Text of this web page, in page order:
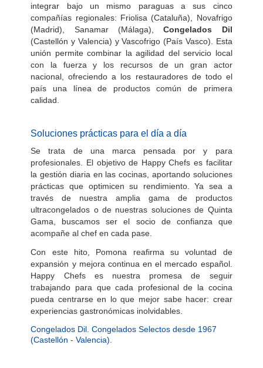
integrar bajo un mismo paraguas a sus cinco
compañías regionales: Friolisa (Cataluña), Novafrigo
(Madrid), Sanamar (Málaga),Congelados Dil
(Castellón y Valencia) y Vascofrigo (País Vasco). Esta
unión permite combinar la agilidad del servicio local
con la fuerza y los recursos de un gran actor
nacional, ofreciendo a los restauradores de todo el
país una línea de productos común de primera
calidad.
Soluciones prácticas para el día a día
Se trata de una marca pensada por y para
profesionales. El objetivo de Happy Chefs es facilitar
la gestión diaria en las cocinas, aportando soluciones
prácticas que optimicen su rendimiento. Ya sea a
través de nuestra amplia gama de productos
ultracongelados o de nuestras soluciones de Quinta
Gama, buscamos ser el socio de confianza que
acompañe al chef en cada pase.
Con este hito, Pomona reafirma su voluntad de
expansión y mejora continua en el mercado español.
Happy Chefs es nuestra promesa de seguir
trabajando para que cada profesional de la cocina
pueda centrarse en lo que mejor sabe hacer: crear
experiencias gastronómicas inolvidables.
Congelados Dil. Congelados Selectos desde 1967
(Castellón - Valencia).